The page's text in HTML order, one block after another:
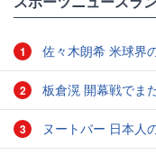
1 佐々木朗希 米球界
2 板倉滉 開幕戦でま
3 ヌートバー 日本人